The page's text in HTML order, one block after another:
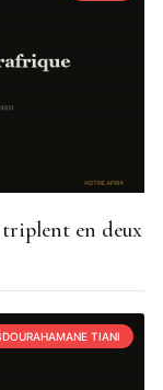
en deux
TIANI